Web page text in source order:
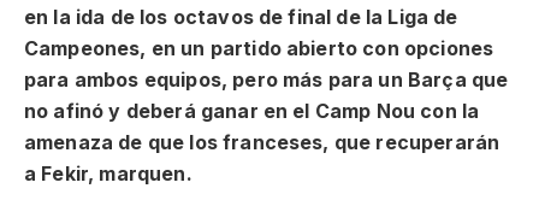
en la ida de los octavos de final de la Liga de
Campeones, en un partido abierto con opciones
para ambos equipos, pero más para un Barça que
no afinó y deberá ganar en el Camp Nou con la
amenaza de que los franceses, que recuperarán
a Fekir, marquen.